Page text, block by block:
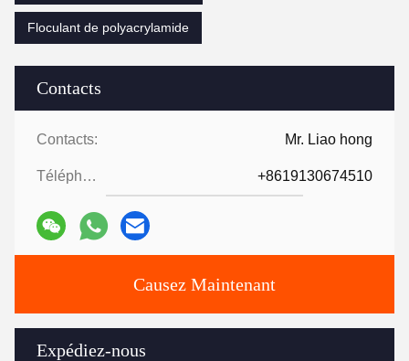
Contacts
Contacts: Mr. Liao hong
Téléphone: +8619130674510
Causez Maintenant
Expédiez-nous
Floculant de polyacrylamide